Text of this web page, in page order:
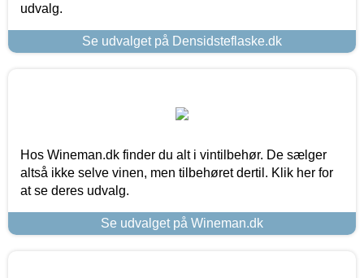
udvalg.
Se udvalget på Densidsteflaske.dk
Hos Wineman.dk finder du alt i vintilbehør. De sælger
altså ikke selve vinen, men tilbehøret dertil. Klik her for
at se deres udvalg.
Se udvalget på Wineman.dk